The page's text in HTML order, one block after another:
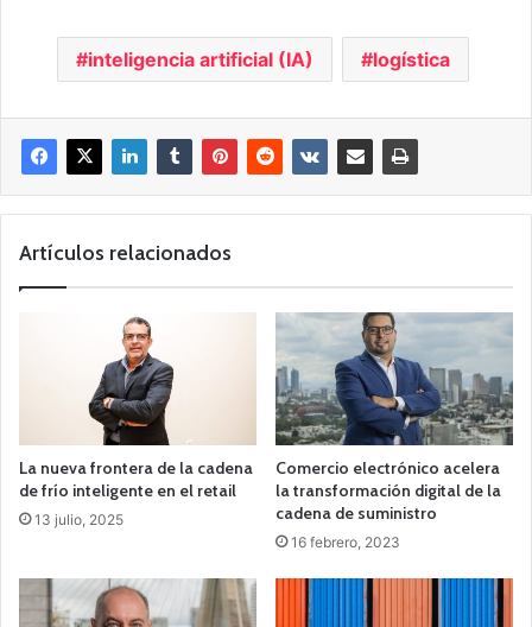
inteligencia artificial (IA) logística
Artículos relacionados
La nueva frontera de la cadena
de frío inteligente en el retail
13 julio, 2025
Comercio electrónico acelera
la transformación digital de la
cadena de suministro
16 febrero, 2023